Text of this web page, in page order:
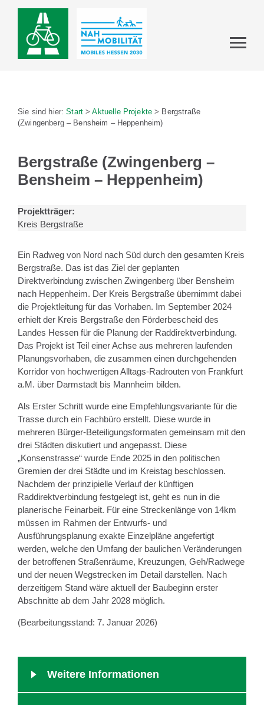
Sie sind hier:Start >Aktuelle Projekte > Bergstraße
(Zwingenberg – Bensheim – Heppenheim)
Bergstraße (Zwingenberg –
Bensheim – Heppenheim)
Projektträger:
Kreis Bergstraße
Ein Radweg von Nord nach Süd durch den gesamten Kreis
Bergstraße. Das ist das Ziel der geplanten
Direktverbindung zwischen Zwingenberg über Bensheim
nach Heppenheim. Der Kreis Bergstraße übernimmt dabei
die Projektleitung für das Vorhaben. Im September 2024
erhielt der Kreis Bergstraße den Förderbescheid des
Landes Hessen für die Planung der Raddirektverbindung.
Das Projekt ist Teil einer Achse aus mehreren laufenden
Planungsvorhaben, die zusammen einen durchgehenden
Korridor von hochwertigen Alltags-Radrouten von Frankfurt
a.M. über Darmstadt bis Mannheim bilden.
Als Erster Schritt wurde eine Empfehlungsvariante für die
Trasse durch ein Fachbüro erstellt. Diese wurde in
mehreren Bürger-Beteiligungsformaten gemeinsam mit den
drei Städten diskutiert und angepasst. Diese
„Konsenstrasse“ wurde Ende 2025 in den politischen
Gremien der drei Städte und im Kreistag beschlossen.
Nachdem der prinzipielle Verlauf der künftigen
Raddirektverbindung festgelegt ist, geht es nun in die
planerische Feinarbeit. Für eine Streckenlänge von 14km
müssen im Rahmen der Entwurfs- und
Ausführungsplanung exakte Einzelpläne angefertigt
werden, welche den Umfang der baulichen Veränderungen
der betroffenen Straßenräume, Kreuzungen, Geh/Radwege
und der neuen Wegstrecken im Detail darstellen. Nach
derzeitigem Stand wäre aktuell der Baubeginn erster
Abschnitte ab dem Jahr 2028 möglich.
(Bearbeitungsstand: 7. Januar 2026)
Weitere Informationen